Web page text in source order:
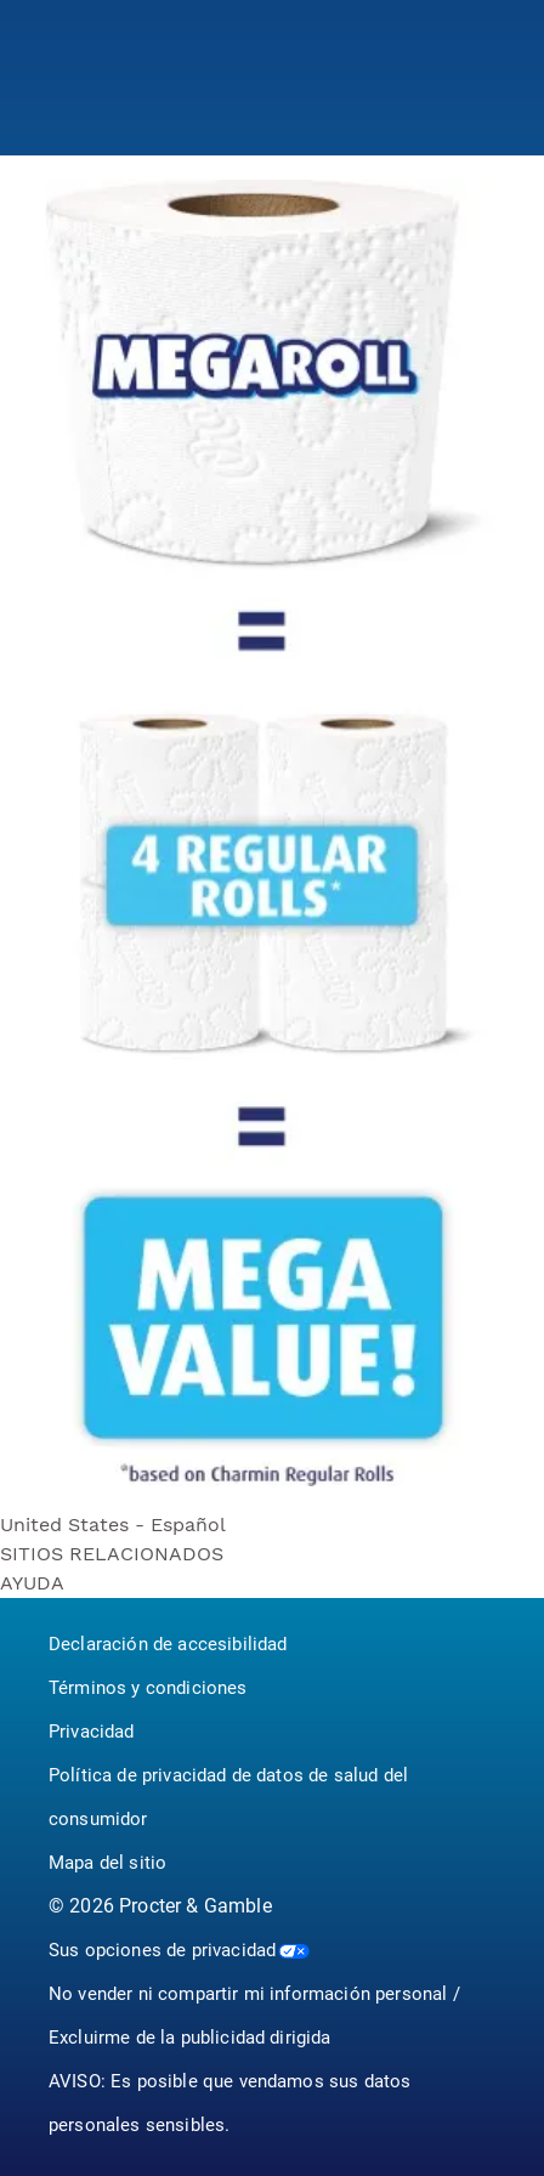
United States - Español
United States - Español
United States - English
Canada - Français
SITIOS RELACIONADOS
Bounty
P&G BrandSaver
Pampers
AYUDA
Declaración de accesibilidad
Términos y condiciones
Privacidad
Política de privacidad de datos de salud del
consumidor
Mapa del sitio
©2026Procter & Gamble
Sus opciones de privacidad
No vender ni compartir mi información personal /
Excluirme de la publicidad dirigida
AVISO: Es posible que vendamos sus datos
personales sensibles.